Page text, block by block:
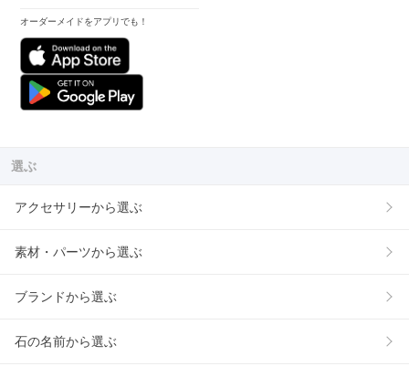
オーダーメイドをアプリでも！
選ぶ
アクセサリーから選ぶ
素材・パーツから選ぶ
ブランドから選ぶ
石の名前から選ぶ